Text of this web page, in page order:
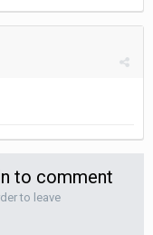
to comment
to leave